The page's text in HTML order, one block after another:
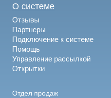
О системе
Отзывы
Партнеры
Подключение к системе
Помощь
Управление рассылкой
Открытки
Отдел продаж